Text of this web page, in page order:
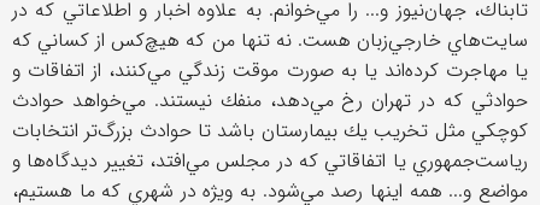
تابناك، جهان‌نيوز و... را مي‌خوانم. به علاوه اخبار و اطلاعاتي كه در
سايت‌هاي خارجي‌زبان هست. نه تنها من كه هيچ‌كس از كساني كه
يا مهاجرت كرده‌اند يا به صورت موقت زندگي مي‌كنند، از اتفاقات و
حوادثي كه در تهران رخ مي‌دهد، منفك نيستند. مي‌خواهد حوادث
كوچكي مثل تخريب يك بيمارستان باشد تا حوادث بزرگ‌تر انتخابات
رياست‌جمهوري يا اتفاقاتي كه در مجلس مي‌افتد، تغيير ديدگاه‌ها و
مواضع و... همه اينها رصد مي‌شود. به ويژه در شهري كه ما هستيم،